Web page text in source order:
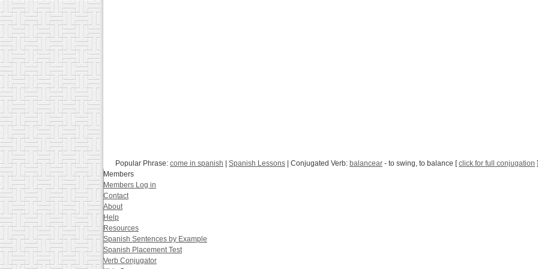
Popular Phrase: come in spanish Spanish Lessons | Conjugated Verb: balancear - to swing, to balance [click for full conjugation ]
Members
Members Log in
Contact
About
Help
Resources
Spanish Sentences by Example
Spanish Placement Test
Verb Conjugator